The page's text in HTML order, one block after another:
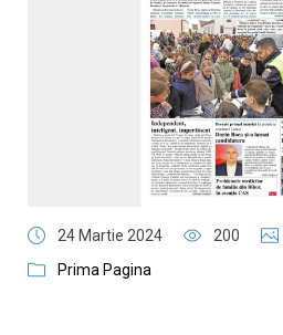
24 Martie 2024 200
Prima Pagina